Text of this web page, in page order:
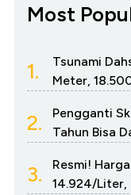
Most
1.
Tsunami
Meter,
2.
Pengganti
Tahun Bisa
3.
Resmi!
14.924/Liter,